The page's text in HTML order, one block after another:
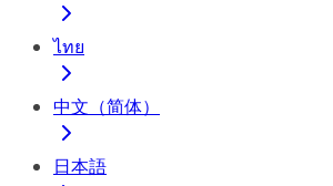
ไทย
中文（简体）
日本語